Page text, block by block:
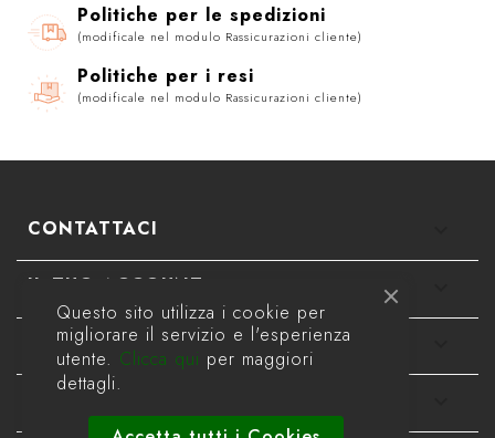
Politiche per le spedizioni
(modificale nel modulo Rassicurazioni cliente)
Politiche per i resi
(modificale nel modulo Rassicurazioni cliente)
CONTATTACI
IL TUO ACCOUNT
INFORMAZIONI
LA NOSTRA AZIENDA
Questo sito utilizza i cookie per
migliorare il servizio e l'esperienza
utente. Clicca qui per maggiori
dettagli.